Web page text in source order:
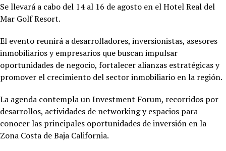
Se llevará a cabo del 14 al 16 de agosto en el HotelReal del
Mar Golf Resort.
El evento reunirá a desarrolladores, inversionistas, asesores
inmobiliarios y empresarios que buscan impulsar
oportunidades de negocio, fortalecer alianzas estratégicas y
promover el crecimiento del sector inmobiliario en la región.
La agenda contempla un Investment Forum, recorridos por
desarrollos, actividades de networking y espacios para
conocer las principales oportunidades de inversión en la
Zona Costa de Baja California.